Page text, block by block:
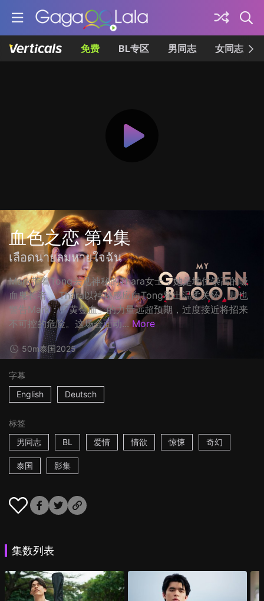
免费 BL专区 男同志 女同志
血色之恋 第4集
เลือดนายลมหายใจฉัน
Mark带着Tong去见神秘的Thara女士，她是地位崇高的吸
血鬼长者。 Thara以神秘感应向Tong释出温柔关怀，却也
警告Mark：「黄金血」的力量远超预期，过度接近将招来
不可控的危险。这场会面动... More
50m泰国2025
字幕
English
Deutsch
标签
男同志
BL 爱情 情欲 惊悚 奇幻
泰国 影集
集数列表